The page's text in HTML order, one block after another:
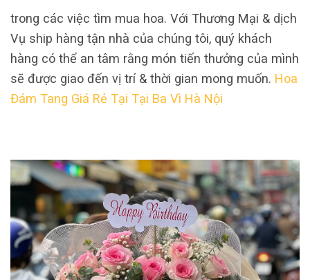
trong các việc tìm mua hoa. Với Thương Mại & dịch
Vụ ship hàng tận nhà của chúng tôi, quý khách
hàng có thể an tâm rằng món tiến thưởng của mình
sẽ được giao đến vị trí & thời gian mong muốn. Hoa
Đám Tang Giá Rẻ Tại Tại Ba Vì Hà Nội